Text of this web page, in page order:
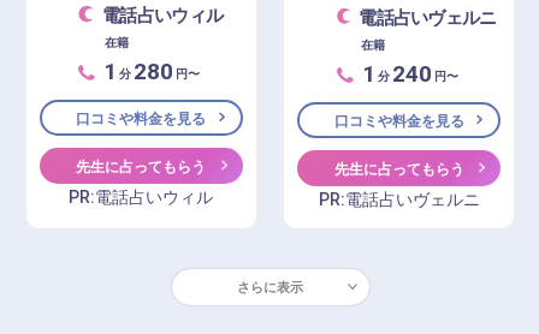
電話占いウィル
在籍
1 分 280 円〜
口コミや料金を見る
先生に占ってもらう
PR:電話占いウィル
電話占いヴェルニ
在籍
1 分 240 円〜
口コミや料金を見る
先生に占ってもらう
PR:電話占いヴェルニ
さらに表示